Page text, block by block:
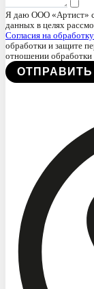
Я даю ООО «Артист»
данных в целях
Согласия на
обработки и защите
отношении